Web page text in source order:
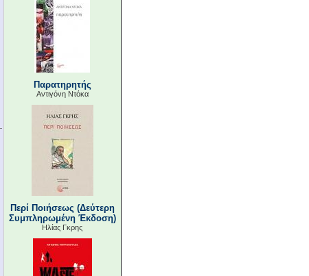
Παρατηρητής
Αντιγόνη Ντόκα
Περί Ποιήσεως (Δεύτερη
Συμπληρωμένη Έκδοση)
Ηλίας Γκρης